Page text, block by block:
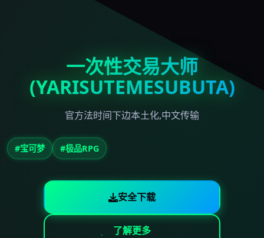
一次性交易大师
(YARISUTEMESUBUTA)
官方法时间下边本土化,中文传输
#宝可梦 #极品RPG
安全下载
了解更多